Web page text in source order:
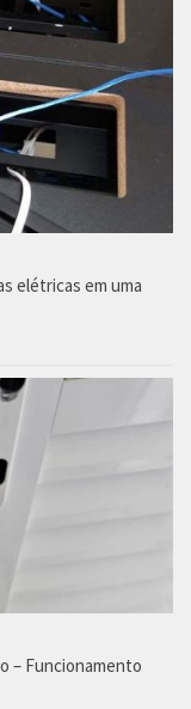
elétricas em uma
– Funcionamento